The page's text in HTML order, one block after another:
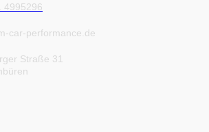
4995296
car-performance.de
Straße 31